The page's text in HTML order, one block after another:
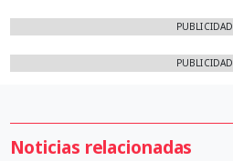
PUBLICIDAD
PUBLICIDAD
Noticias relacionadas